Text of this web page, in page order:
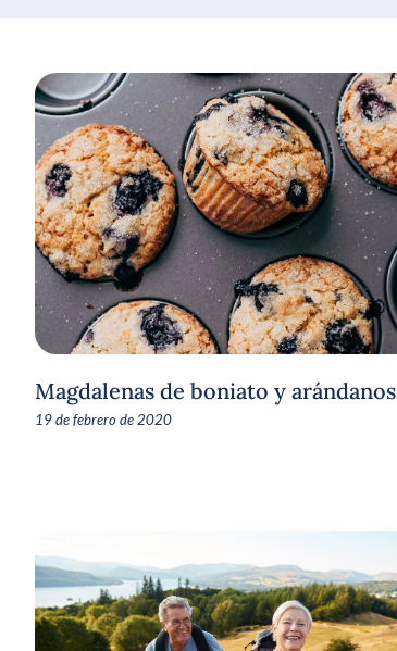
Magdalenas de boniato y arándanos
19 de febrero de 2020